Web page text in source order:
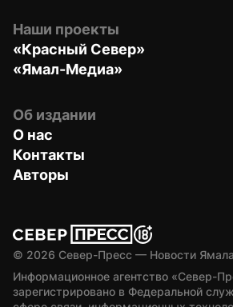
Наши проекты
«Красный Север»
«Ямал-Медиа»
Об издании
О нас
Контакты
Авторы
© 2026 Север-Пресс — Новости
Информационное агентство «Север-
зарегистрировано в Федеральной